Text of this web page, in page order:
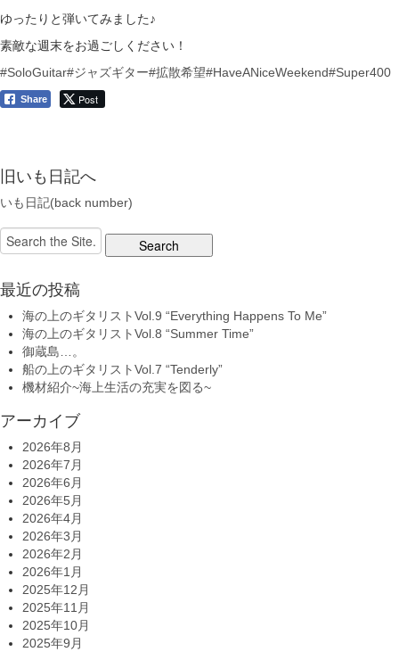
ゆったりと弾いてみました♪
素敵な週末をお過ごしください！
#SoloGuitar#ジャズギター#拡散希望#HaveANiceWeekend#Super400
Share Post
旧いも日記へ
いも日記(back number)
Search
for:
最近の投稿
海の上のギタリストVol.9 “Everything Happens To Me”
海の上のギタリストVol.8 “Summer Time”
御蔵島…。
船の上のギタリストVol.7 “Tenderly”
機材紹介~海上生活の充実を図る~
アーカイブ
2026年8月
2026年7月
2026年6月
2026年5月
2026年4月
2026年3月
2026年2月
2026年1月
2025年12月
2025年11月
2025年10月
2025年9月